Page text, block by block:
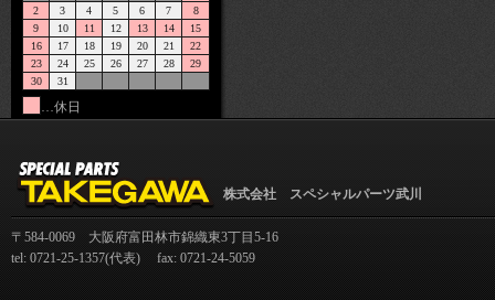
2
3 4 5 6 7
8
9
10 11 12 13 14
15
16
17 18 19 20 21
22
23
24 25 26 27 28
29
30
31
…休日
株式会社 スペシャルパーツ武川
〒584-0069 大阪府富田林市錦織東3丁目5-16
tel: 0721-25-1357(代表) fax: 0721-24-5059